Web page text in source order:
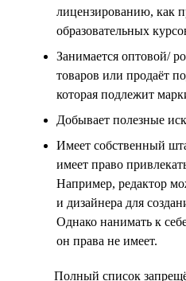
лицензированию, как
образовательных
Занимается оптовой/
товаров или продаёт
которая подлежит
Добывает полезные
Имеет собственный
имеет право
Например, редактор
и дизайнера для
Однако нанимать к
он права не имеет.
Полный список